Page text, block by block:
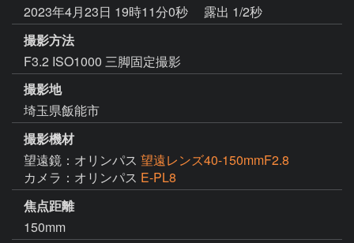
2023年4月23日 19時11分0秒
露出 1/2秒
撮影方法
F3.2 ISO1000 三脚固定撮影
撮影地
埼玉県飯能市
撮影機材
望遠鏡：オリンパス 望遠レンズ40-150mmF2.8
カメラ：オリンパス E-PL8
焦点距離
150mm